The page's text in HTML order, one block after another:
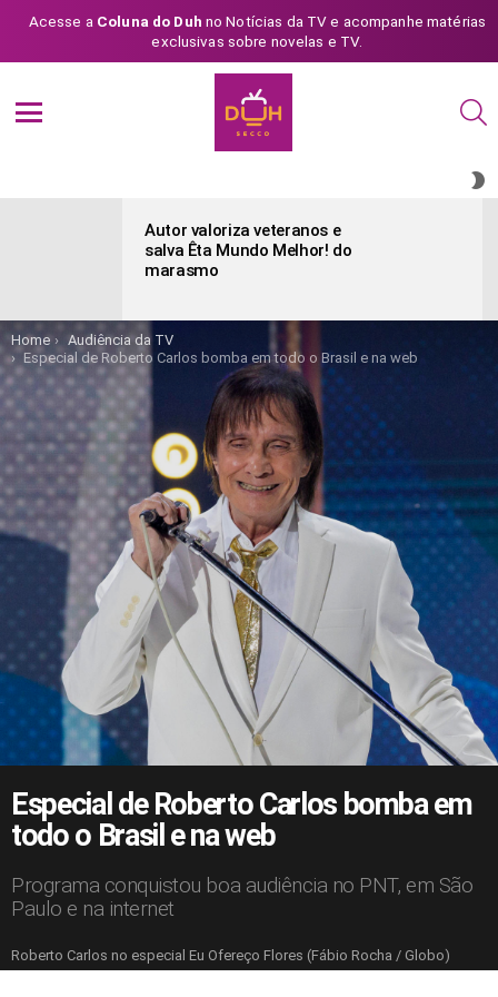
Acesse a Coluna do Duh no Notícias da TV e acompanhe matérias
exclusivas sobre novelas e TV.
Autor valoriza veteranos e
salva Êta Mundo Melhor! do
marasmo
You are here:
Home
Audiência da TV
Especial de Roberto Carlos bomba em todo o Brasil e na web
Especial de Roberto Carlos bomba em
todo o Brasil e na web
Programa conquistou boa audiência no PNT, em São
Paulo e na internet
Roberto Carlos no especial Eu Ofereço Flores (Fábio Rocha / Globo)